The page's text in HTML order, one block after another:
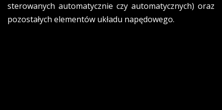
sterowanych automatycznie czy automatycznych) oraz
pozostałych elementów układu napędowego.